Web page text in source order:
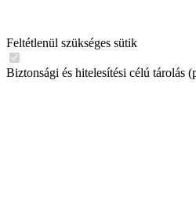
Feltétlenül szükséges sütik
Biztonsági és hitelesítési célú tárolás